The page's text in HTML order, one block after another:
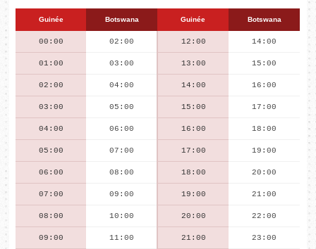
Guinée Botswana Guinée Botswana
00:00 02:00 12:00 14:00
01:00 03:00 13:00 15:00
02:00 04:00 14:00 16:00
03:00 05:00 15:00 17:00
04:00 06:00 16:00 18:00
05:00 07:00 17:00 19:00
06:00 08:00 18:00 20:00
07:00 09:00 19:00 21:00
08:00 10:00 20:00 22:00
09:00 11:00 21:00 23:00